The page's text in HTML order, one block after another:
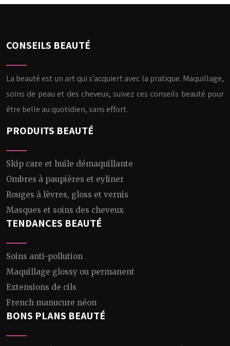
CONSEILS BEAUTÉ
La beauté est un art qui s’acquiert avec la pratique. Maquillage,
soins de peau et des cheveux, suivez ces conseils beauté pour
être belle au quotidien, sans effort.
PRODUITS BEAUTÉ
Skip care et huile démaquillante
Ombres à paupières et eyliner
Rouges à lèvres, gloss et vernis
Masques et soins des cheveux
TENDANCES BEAUTÉ
Soins anti-pollution
Maquillage glossy ou permanent
Extensions de cils
French manucure néon
BONS PLANS BEAUTÉ